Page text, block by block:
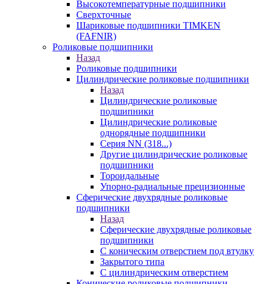
Высокотемпературные подшипники
Сверхточные
Шариковые подшипники TIMKEN
(FAFNIR)
Роликовые подшипники
Назад
Роликовые подшипники
Цилиндрические роликовые подшипники
Назад
Цилиндрические роликовые
подшипники
Цилиндрические роликовые
однорядные подшипники
Серия NN (318...)
Другие цилиндрические роликовые
подшипники
Тороидальные
Упорно-радиальные прецизионные
Сферические двухрядные роликовые
подшипники
Назад
Сферические двухрядные роликовые
подшипники
С коническим отверстием под втулку
Закрытого типа
С цилиндрическим отверстием